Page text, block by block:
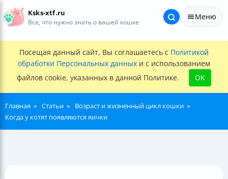
Ksks-xtf.ru
Все, что нужно знать о вашей кошке
Меню
Посещая данный сайт, Вы соглашаетесь с Политикой
обработки Персональных данных и с использованием
файлов cookie, указанных в данной Политике.
OK
Главная Статьи
Возраст и жизненный цикл кошки
Когда у котят появляются яички